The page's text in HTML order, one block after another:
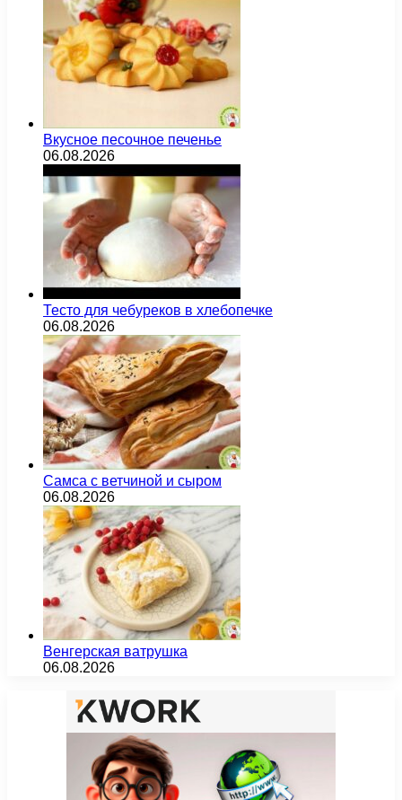
Вкусное песочное печенье
06.08.2026
Тесто для чебуреков в хлебопечке
06.08.2026
Самса с ветчиной и сыром
06.08.2026
Венгерская ватрушка
06.08.2026